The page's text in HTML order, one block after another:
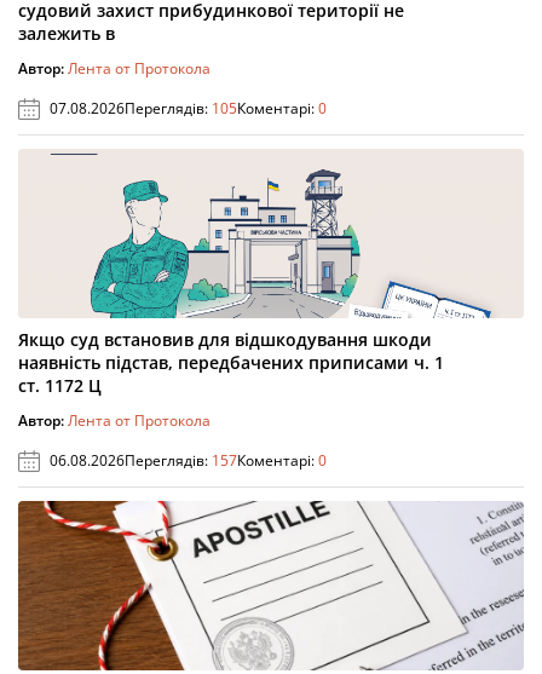
судовий захист прибудинкової території не
залежить в
Автор:Лента от Протокола
07.08.2026Переглядів: 105Коментарі:0
Якщо суд встановив для відшкодування шкоди
наявність підстав, передбачених приписами ч. 1
ст. 1172 Ц
Автор:Лента от Протокола
06.08.2026Переглядів: 157Коментарі:0